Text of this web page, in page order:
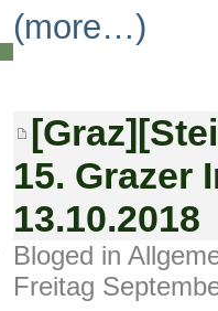
(more…)
15. Grazer
13.10.2018
Bloged in
Freitag